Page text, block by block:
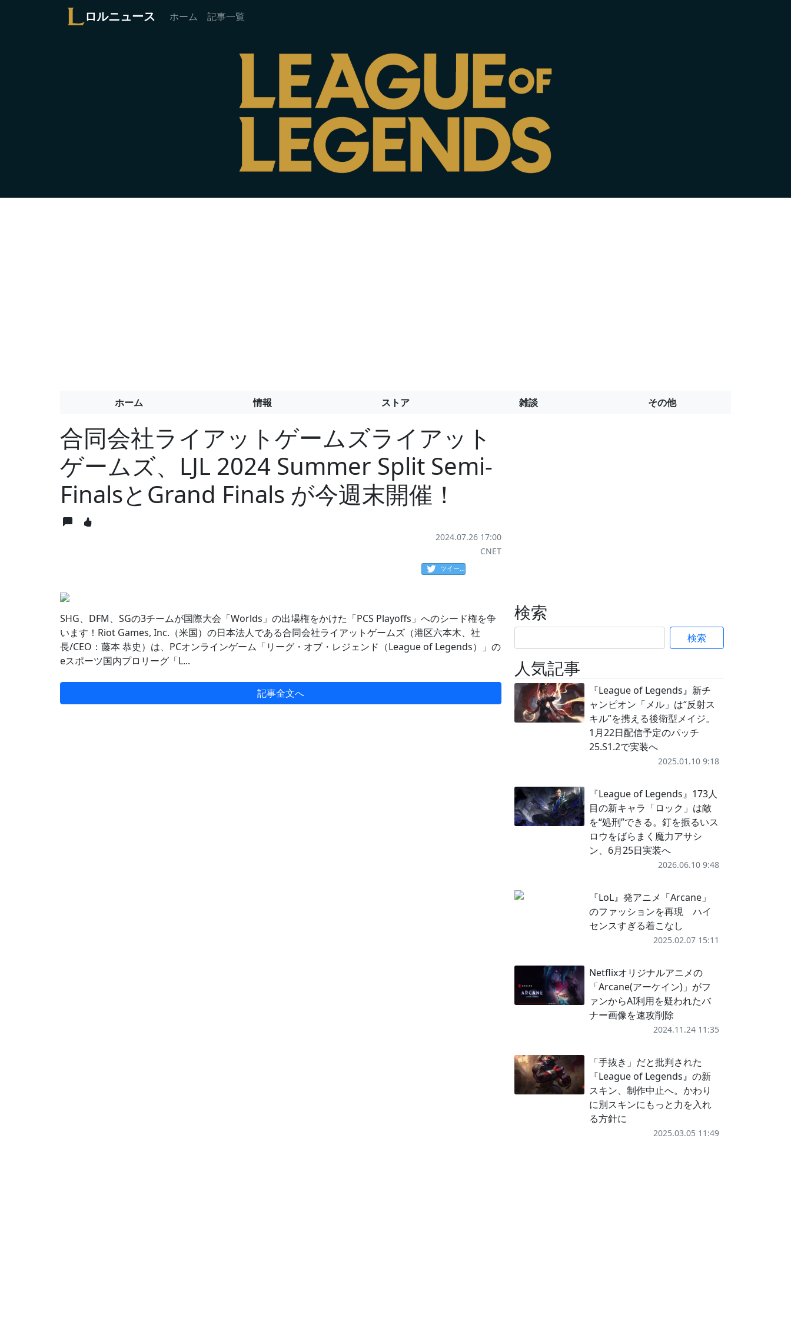
ロルニュース ホーム 記事一覧
ホーム 情報 ストア 雑談 その他
合同会社ライアットゲームズライアット
ゲームズ、LJL 2024 Summer Split Semi-
FinalsとGrand Finals が今週末開催！
2024.07.26 17:00
CNET
ツイート
SHG、DFM、SGの3チームが国際大会「Worlds」の出場権をかけた「PCS Playoffs」へのシード権を争
います！Riot Games, Inc.（米国）の日本法人である合同会社ライアットゲームズ（港区六本木、社
長/CEO：藤本 恭史）は、PCオンラインゲーム「リーグ・オブ・レジェンド（League of Legends）」の
eスポーツ国内プロリーグ「L...
記事全文へ
検索
検索
人気記事
『League of Legends』新チ
ャンピオン「メル」は“反射ス
キル”を携える後衛型メイジ。
1月22日配信予定のパッチ
25.S1.2で実装へ
2025.01.10 9:18
『League of Legends』173人
目の新キャラ「ロック」は敵
を“処刑”できる。釘を振るいス
ロウをばらまく魔力アサシ
ン、6月25日実装へ
2026.06.10 9:48
『LoL』発アニメ「Arcane」
のファッションを再現 ハイ
センスすぎる着こなし
2025.02.07 15:11
Netflixオリジナルアニメの
「Arcane(アーケイン)」がフ
ァンからAI利用を疑われたバ
ナー画像を速攻削除
2024.11.24 11:35
「手抜き」だと批判された
『League of Legends』の新
スキン、制作中止へ。かわり
に別スキンにもっと力を入れ
る方針に
2025.03.05 11:49